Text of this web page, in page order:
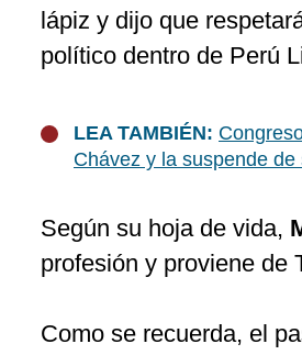
lápiz y dijo que
político dentro de Perú
LEA TAMBIÉN:
Chávez y la suspende
Según su hoja de vida,
profesión y proviene de
Como se recuerda, el